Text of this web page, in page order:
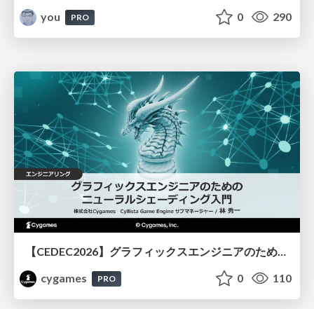
you
PRO 0 290
cygames
PRO 0 110